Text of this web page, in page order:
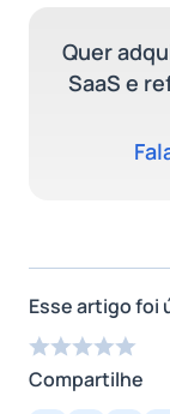
Quer
SaaS e
Esse artigo foi
Compartilhe